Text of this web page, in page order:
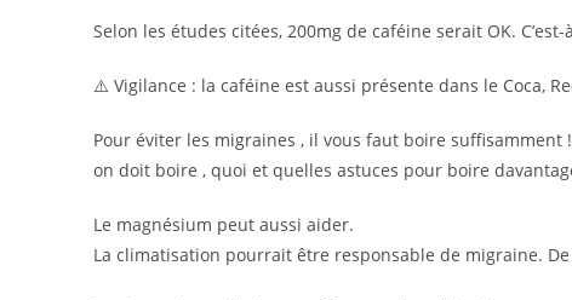
Selon les études citées, 200mg de caféine serait OK.
⚠️ Vigilance : la caféine est aussi présente dans le Coca,
Pour éviter les migraines , il vous faut boire suffisamment
on doit boire , quoi et quelles astuces pour boire
Le magnésium peut aussi aider.
La climatisation pourrait être responsable de migraine.